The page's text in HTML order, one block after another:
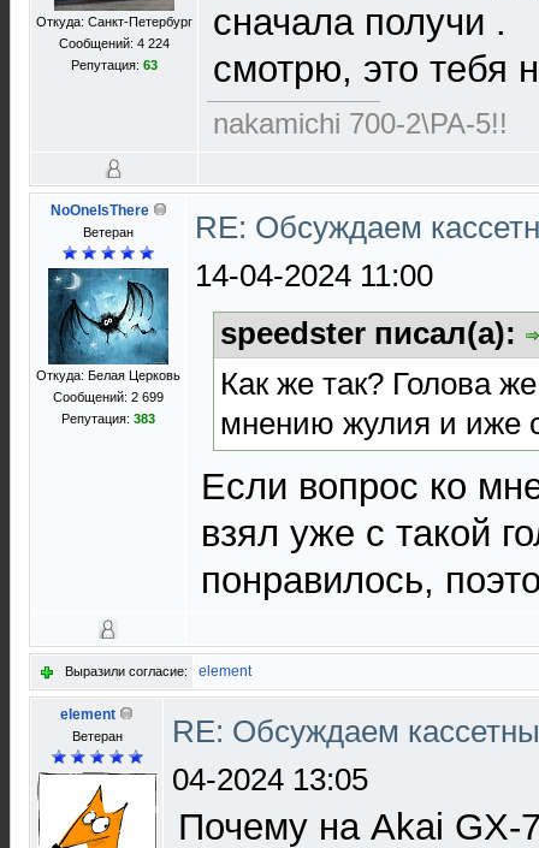
Откуда: Санкт-Петербург
Сообщений: 4 224
Репутация: 63
сначала получи .
смотрю, это тебя
nakamichi 700-2\PA-5!!
NoOneIsThere
Ветеран
Откуда: Белая Церковь
Сообщений: 2 699
Репутация: 383
RE: Обсуждаем
14-04-2024 11:00
speedster писал(а):
Как же так? Голова
мнению жулия и иже
Если вопрос ко
взял уже с такой
понравилось,
Выразили согласие: element
element
Ветеран
RE: Обсуждаем
04-2024 13:05
Почему на Akai GX-